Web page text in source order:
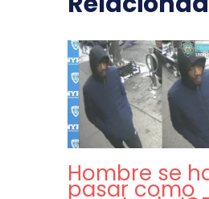
Hombre se
pasar como